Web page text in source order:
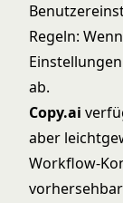
Regeln:
ab.
Copy.ai
aber
Workflow-